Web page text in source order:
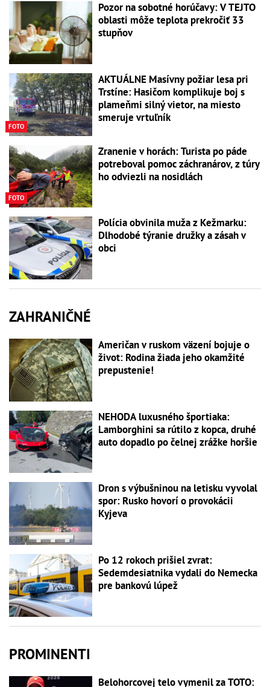
Pozor na sobotné horúčavy: V TEJTO
oblasti môže teplota prekročiť 33
stupňov
FOTO
AKTUÁLNE Masívny požiar lesa pri
Trstíne: Hasičom komplikuje boj s
plameňmi silný vietor, na miesto
smeruje vrtuľník
FOTO
Zranenie v horách: Turista po páde
potreboval pomoc záchranárov, z túry
ho odviezli na nosidlách
Polícia obvinila muža z Kežmarku:
Dlhodobé týranie družky a zásah v
obci
ZAHRANIČNÉ
Američan v ruskom väzení bojuje o
život: Rodina žiada jeho okamžité
prepustenie!
NEHODA luxusného športiaka:
Lamborghini sa rútilo z kopca, druhé
auto dopadlo po čelnej zrážke horšie
Dron s výbušninou na letisku vyvolal
spor: Rusko hovorí o provokácii
Kyjeva
Po 12 rokoch prišiel zvrat:
Sedemdesiatnika vydali do Nemecka
pre bankovú lúpež
PROMINENTI
Belohorcovej telo vymenil za TOTO: